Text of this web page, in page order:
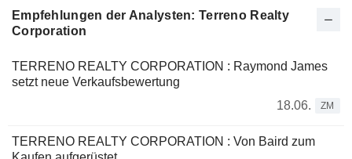
Empfehlungen der Analysten: Terreno Realty
Corporation
TERRENO REALTY CORPORATION : Raymond James
setzt neue Verkaufsbewertung
18.06.
ZM
TERRENO REALTY CORPORATION : Von Baird zum